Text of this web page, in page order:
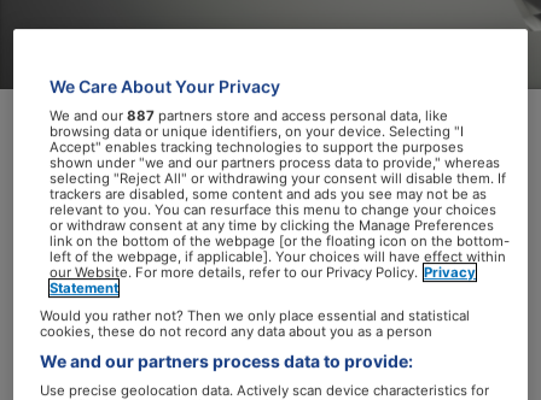
De bijdrage van neurologische
aandoeningen op ziekte en overlijden is
veel groter dan voorheen werd gedacht.
Uit eennieuw rapport van de
Wereldgezondheidsorganisatie (WHO)
blijkt dat 43% van de wereldbevolking te
maken heeft met een neurologische
aandoening. De oorzaken hangen deels
We Care About Your Privacy
We and our887 partners store and access personal data, like
browsing data or unique identifiers, on your device. Selecting "I
Accept" enables tracking technologies to support the purposes
shown under "we and our partners process data to provide," whereas
selecting "Reject All" or withdrawing your consent will disable them. If
trackers are disabled, some content and ads you see may not be as
relevant to you. You can resurface this menu to change your choices
or withdraw consent at any time by clicking the Manage Preferences
link on the bottom of the webpage [or the floating icon on the bottom-
left of the webpage, if applicable]. Your choices will have effect within
our Website. For more details, refer to our Privacy Policy. Privacy
Statement
Would you rather not? Then we only place essential and statistical
cookies, these do not record any data about you as a person
We and our partners process data to provide:
Use precise geolocation data. Actively scan device characteristics for